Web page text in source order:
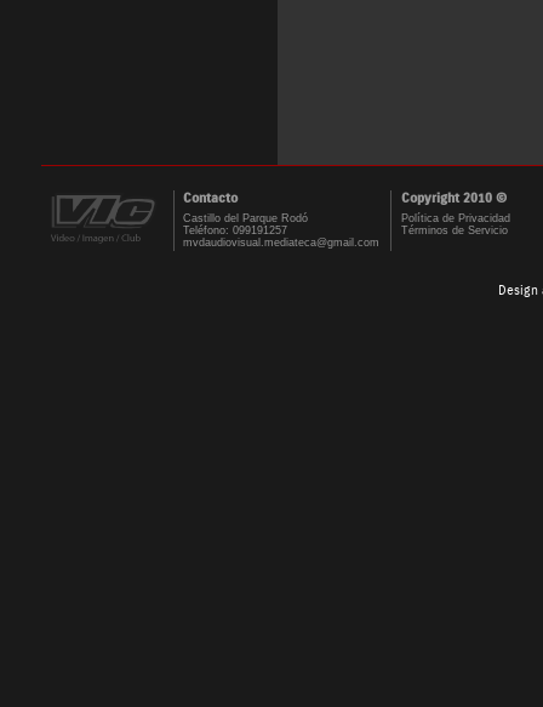
Contacto Copyright 2010 ©
Castillo del Parque Rodó
Teléfono: 099191257
mvdaudiovisual.mediateca@gmail.com
Política de Privacidad
Términos de Servicio